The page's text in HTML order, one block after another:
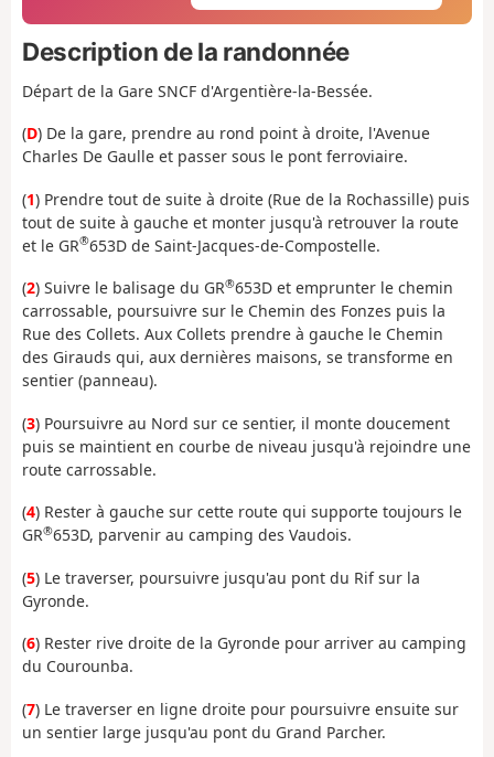
Description de la randonnée
Départ de la Gare SNCF d'Argentière-la-Bessée.
(D) De la gare, prendre au rond point à droite, l'Avenue
Charles De Gaulle et passer sous le pont ferroviaire.
(1) Prendre tout de suite à droite (Rue de la Rochassille) puis
tout de suite à gauche et monter jusqu'à retrouver la route
et le GR®653D de Saint-Jacques-de-Compostelle.
(2) Suivre le balisage du GR®653D et emprunter le chemin
carrossable, poursuivre sur le Chemin des Fonzes puis la
Rue des Collets. Aux Collets prendre à gauche le Chemin
des Girauds qui, aux dernières maisons, se transforme en
sentier (panneau).
(3) Poursuivre au Nord sur ce sentier, il monte doucement
puis se maintient en courbe de niveau jusqu'à rejoindre une
route carrossable.
(4) Rester à gauche sur cette route qui supporte toujours le
GR®653D, parvenir au camping des Vaudois.
(5) Le traverser, poursuivre jusqu'au pont du Rif sur la
Gyronde.
(6) Rester rive droite de la Gyronde pour arriver au camping
du Courounba.
(7) Le traverser en ligne droite pour poursuivre ensuite sur
un sentier large jusqu'au pont du Grand Parcher.